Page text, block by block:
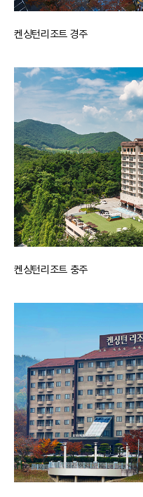
켄싱턴리조트 경주
켄싱턴리조트 충주